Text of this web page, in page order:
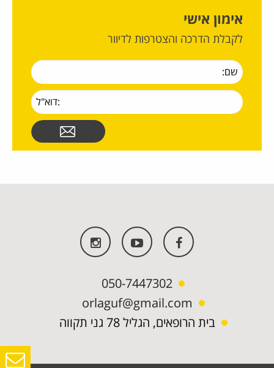
אימון אישי
לקבלת הדרכה והצטרפות לדיוור
050-7447302
orlaguf@gmail.com
בית הרופאים, הגליל 78 גני תקווה